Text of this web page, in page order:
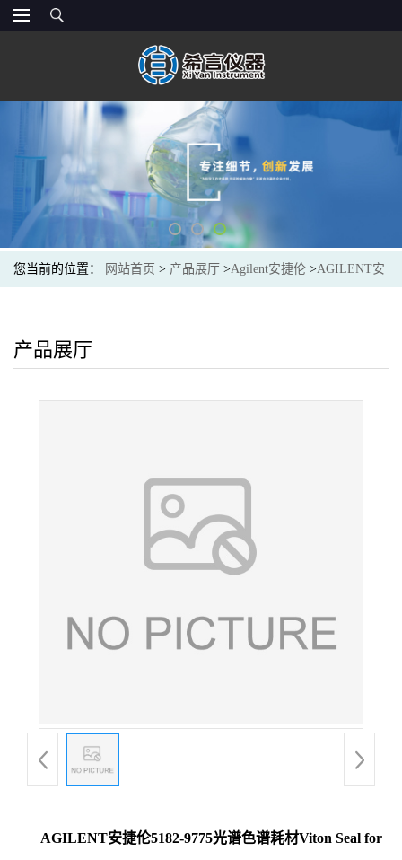
您当前的位置： 网站首页 > 产品展厅 >Agilent安捷伦 >AGILENT安
产品展厅
AGILENT安捷伦5182-9775光谱色谱耗材Viton Seal for